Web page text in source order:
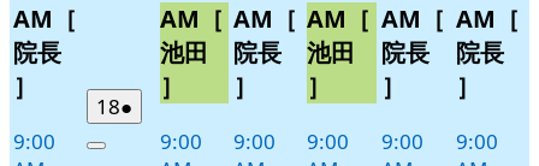
月
17
日
イ
AM［
院長
］
9:00
182026
年
●
件
Close
月
19
日
イ
ベ
ト)
AM［
池田
］
9:00
月
20
日
イ
ベ
ト)
AM［
院長
］
9:00
月
21
日
イ
ベ
ト)
AM［
池田
］
9:00
月
22
日
イ
ベ
ト)
AM［
院長
］
9:00
月
23
日
イ
AM［
院長
］
9:00